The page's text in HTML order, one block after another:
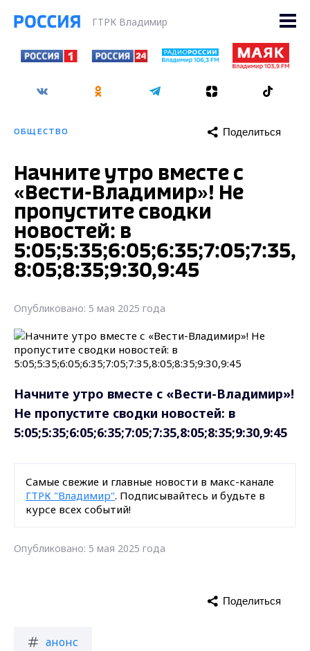
ГТРК Владимир
ОБЩЕСТВО Поделиться
Начните утро вместе с
«Вести-Владимир»! Не
пропустите сводки
новостей: в
5:05;5:35;6:05;6:35;7:05;7:35,
8:05;8:35;9:30,9:45
Опубликовано: 5 мая 2025 года
Начните утро вместе с «Вести-Владимир»!
Не пропустите сводки новостей: в
5:05;5:35;6:05;6:35;7:05;7:35,8:05;8:35;9:30,9:45
Самые свежие и главные новости в макс-канале
ГТРК "Владимир". Подписывайтесь и будьте в
курсе всех событий!
Опубликовано: 5 мая 2025 года
анонс
Поделиться